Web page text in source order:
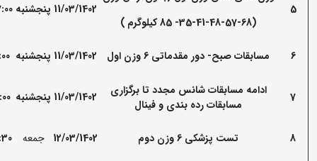
5
(35-41-48-57-68- 85 کیلوگرم )
11/03/1402 پنجشنبه
6 مسابقات صبح- دور مقدماتی 6 وزن اول 11/03/1402 پنجشنبه
7
ادامه مسابقات شانس مجدد تا برگزاری
مسابقات رده بندی و فینال
11/03/1402 پنجشنبه
8 تست پزشکی 6 وزن دوم 12/03/1402 جمعه